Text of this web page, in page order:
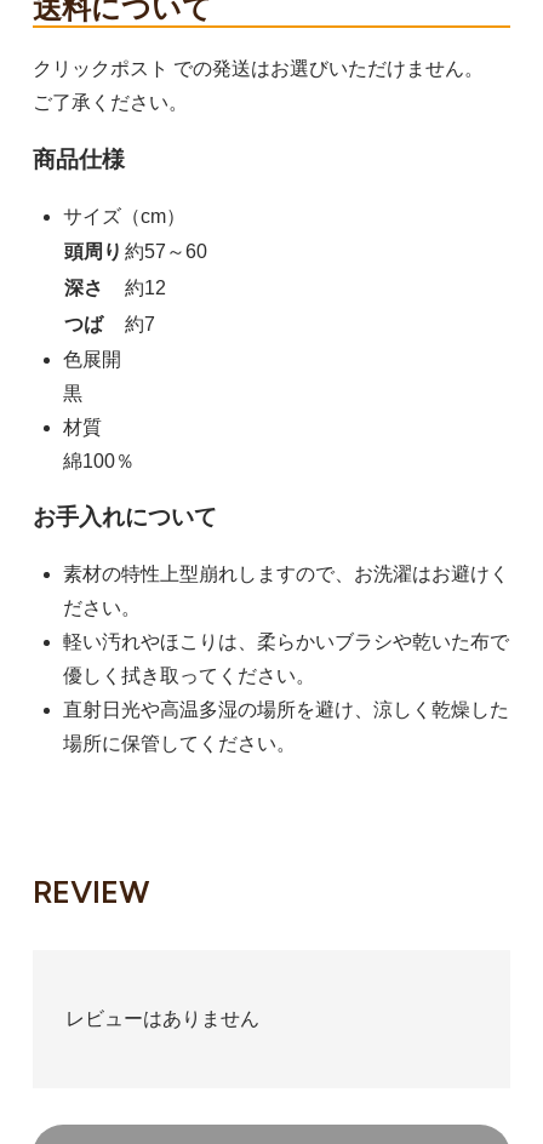
送料について
クリックポスト での発送はお選びいただけません。
ご了承ください。
商品仕様
サイズ（cm）
頭周り 約57～60
深さ
約12
つば
約7
色展開
黒
材質
綿100％
お手入れについて
素材の特性上型崩れしますので、お洗濯はお避けく
ださい。
軽い汚れやほこりは、柔らかいブラシや乾いた布で
優しく拭き取ってください。
直射日光や高温多湿の場所を避け、涼しく乾燥した
場所に保管してください。
REVIEW
レビューはありません